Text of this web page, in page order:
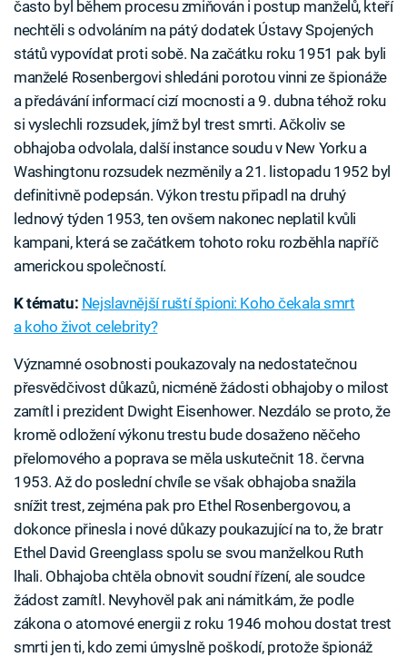
často byl během procesu zmiňován i postup manželů, kteří
nechtěli s odvoláním na pátý dodatek Ústavy Spojených
států vypovídat proti sobě. Na začátku roku 1951 pak byli
manželé Rosenbergovi shledáni porotou vinni ze špionáže
a předávání informací cizí mocnosti a 9. dubna téhož roku
si vyslechli rozsudek, jímž byl trest smrti. Ačkoliv se
obhajoba odvolala, další instance soudu v New Yorku a
Washingtonu rozsudek nezměnily a 21. listopadu 1952 byl
definitivně podepsán. Výkon trestu připadl na druhý
lednový týden 1953, ten ovšem nakonec neplatil kvůli
kampani, která se začátkem tohoto roku rozběhla napříč
americkou společností.
K tématu: Nejslavnější ruští špioni: Koho čekala smrt
a koho život celebrity?
Významné osobnosti poukazovaly na nedostatečnou
přesvědčivost důkazů, nicméně žádosti obhajoby o milost
zamítl i prezident Dwight Eisenhower. Nezdálo se proto, že
kromě odložení výkonu trestu bude dosaženo něčeho
přelomového a poprava se měla uskutečnit 18. června
1953. Až do poslední chvíle se však obhajoba snažila
snížit trest, zejména pak pro Ethel Rosenbergovou, a
dokonce přinesla i nové důkazy poukazující na to, že bratr
Ethel David Greenglass spolu se svou manželkou Ruth
lhali. Obhajoba chtěla obnovit soudní řízení, ale soudce
žádost zamítl. Nevyhověl pak ani námitkám, že podle
zákona o atomové energii z roku 1946 mohou dostat trest
smrti jen ti, kdo zemi úmyslně poškodí, protože špionáž